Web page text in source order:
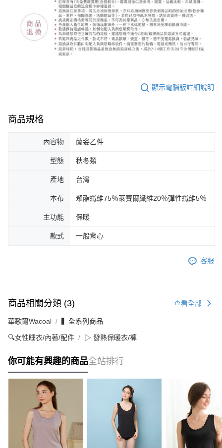
顯示電腦版詳細說明
商品規格
內容物 蘭姿乙件
型態 秋冬類
產地 台灣
本布 聚酯纖維75％萊賽爾纖維20％彈性纖維5％
主功能 保暖
款式 一般背心
客服
商品相關分類 (3) 查看全部
華歌爾Wacoal ▍全系列商品
🔍女性睡衣/內著/配件 ▷ 發熱保暖衣/褲
你可能有興趣的商品全站排行